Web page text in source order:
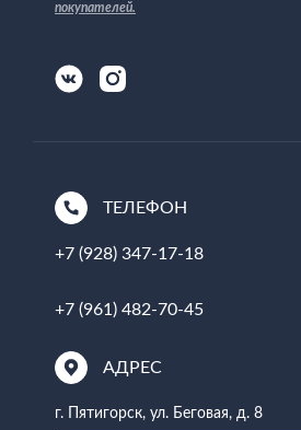
покупателей.
ТЕЛЕФОН
+7 (928) 347-17-18
+7 (961) 482-70-45
АДРЕС
г. Пятигорск, ул. Беговая, д. 8